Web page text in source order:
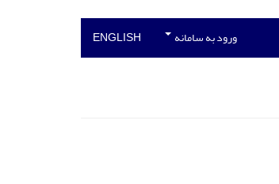
ورود به سامانه ENGLISH